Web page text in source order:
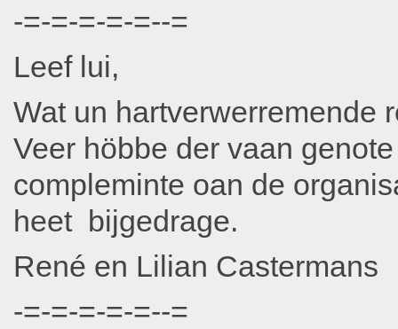
-=-=-=-=-=--=
Leef lui,
Wat un hartverwerremende
Veer höbbe der vaan
compleminte oan de
heet bijgedrage.
René en Lilian Castermans
-=-=-=-=-=--=